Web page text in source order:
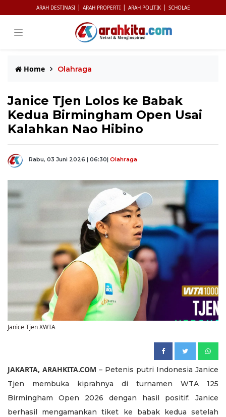
ARAH DESTINASI | ARAH PROPERTI | ARAH POLITIK | SCHOLAE
Home Olahraga
Janice Tjen Lolos ke Babak
Kedua Birmingham Open Usai
Kalahkan Nao Hibino
Rabu, 03 Juni 2026 | 06:30| Olahraga
Janice Tjen XWTA
JAKARTA, ARAHKITA.COM – Petenis putri Indonesia Janice
Tjen membuka kiprahnya di turnamen WTA 125
Birmingham Open 2026 dengan hasil positif. Janice
berhasil mengamankan tiket ke babak kedua setelah